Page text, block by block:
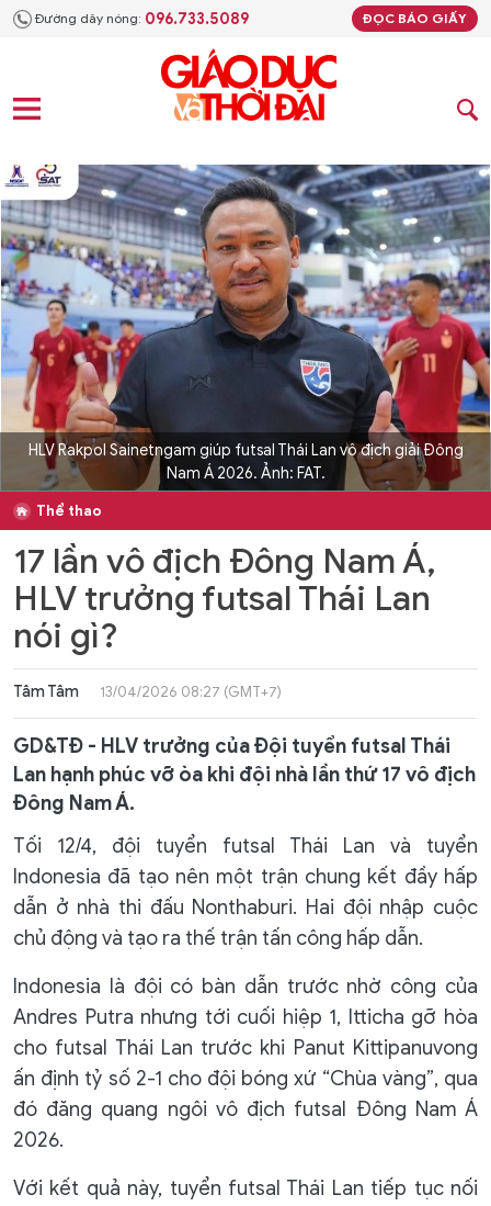
Đường dây nóng: 096.733.5089 ĐỌC BÁO GIẤY
HLV Rakpol Sainetngam giúp futsal Thái Lan vô địch giải Đông
Nam Á 2026. Ảnh: FAT.
Thể thao
17 lần vô địch Đông Nam Á,
HLV trưởng futsal Thái Lan
nói gì?
Tâm Tâm 13/04/2026 08:27 (GMT+7)
GD&TĐ - HLV trưởng của Đội tuyển futsal Thái
Lan hạnh phúc vỡ òa khi đội nhà lần thứ 17 vô địch
Đông Nam Á.
Tối 12/4, đội tuyển futsal Thái Lan và tuyển
Indonesia đã tạo nên một trận chung kết đầy hấp
dẫn ở nhà thi đấu Nonthaburi. Hai đội nhập cuộc
chủ động và tạo ra thế trận tấn công hấp dẫn.
Indonesia là đội có bàn dẫn trước nhờ công của
Andres Putra nhưng tới cuối hiệp 1, Itticha gỡ hòa
cho futsal Thái Lan trước khi Panut Kittipanuvong
ấn định tỷ số 2-1 cho đội bóng xứ “Chùa vàng”, qua
đó đăng quang ngôi vô địch futsal Đông Nam Á
2026.
Với kết quả này, tuyển futsal Thái Lan tiếp tục nối